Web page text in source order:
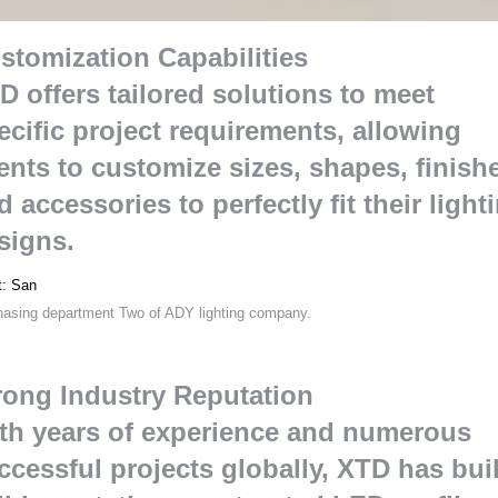
Capabilities
offers tailored solutions to meet
project requirements,allowing
to customize sizes, shapes,
accessories to perfectly fit their
.
:San
department Two of ADY lighting company.
Industry Reputation
years of experience and numerous
projects globally, XTD has